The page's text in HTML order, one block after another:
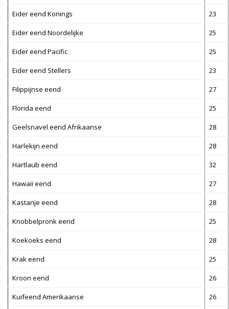
Eider eend Konings 23
Eider eend Noordelijke 25
Eider eend Pacific 25
Eider eend Stellers 23
Filippijnse eend 27
Florida eend 25
Geelsnavel eend Afrikaanse 28
Harlekijn eend 28
Hartlaub eend 32
Hawaiï eend 27
Kastanje eend 28
Knobbelpronk eend 25
Koekoeks eend 28
Krak eend 25
Kroon eend 26
Kuifeend Amerikaanse 26